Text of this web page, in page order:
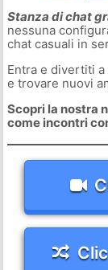
Stanza di chat
nessuna
chat casuali in
Entra e divertiti
e trovare nuovi
Scopri la nostra
come incontri